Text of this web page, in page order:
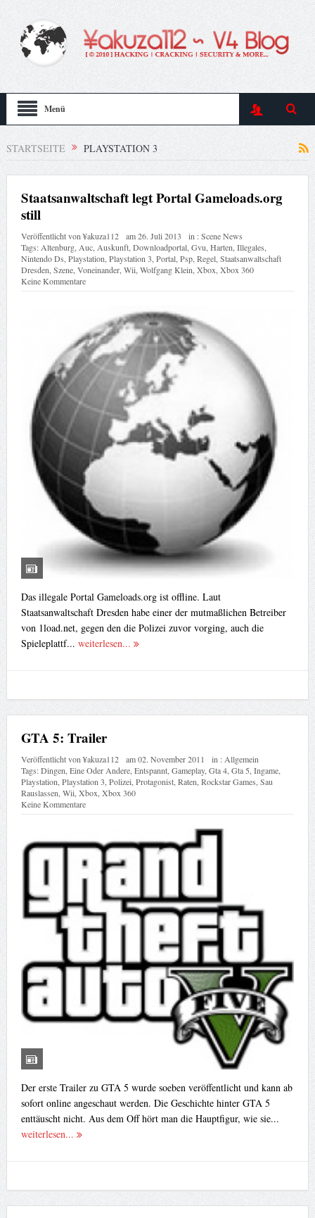
Menü
STARTSEITE PLAYSTATION 3
Staatsanwaltschaft legt Portal Gameloads.org
still
Veröffentlicht von¥akuza112 am26. Juli 2013 in :Scene News
Tags: Altenburg, Auc, Auskunft, Downloadportal, Gvu Harten Illegales
Nintendo Ds Playstation Playstation 3 Portal, Psp, Regel, Staatsanwaltschaft
Dresden Szene, Voneinander, Wii Wolfgang Klein Xbox Xbox 360
Keine Kommentare
Das illegale Portal Gameloads.org ist offline. Laut
Staatsanwaltschaft Dresden habe einer der mutmaßlichen Betreiber
von 1load.net, gegen den die Polizei zuvor vorging, auch die
Spieleplattf... weiterlesen...
GTA 5: Trailer
Veröffentlicht von¥akuza112 am02. November 2011 in : Allgemein
Tags:Dingen Eine Oder Andere, Entspannt, Gameplay, Gta 4, Gta 5 Ingame,
Playstation Playstation 3 Polizei Protagonist, Raten Rockstar Games Sau
Rauslassen Wii Xbox Xbox 360
Keine Kommentare
Der erste Trailer zu GTA 5 wurde soeben veröffentlicht und kann ab
sofort online angeschaut werden. Die Geschichte hinter GTA 5
enttäuscht nicht. Aus dem Off hört man die Hauptfigur, wie sie...
weiterlesen...